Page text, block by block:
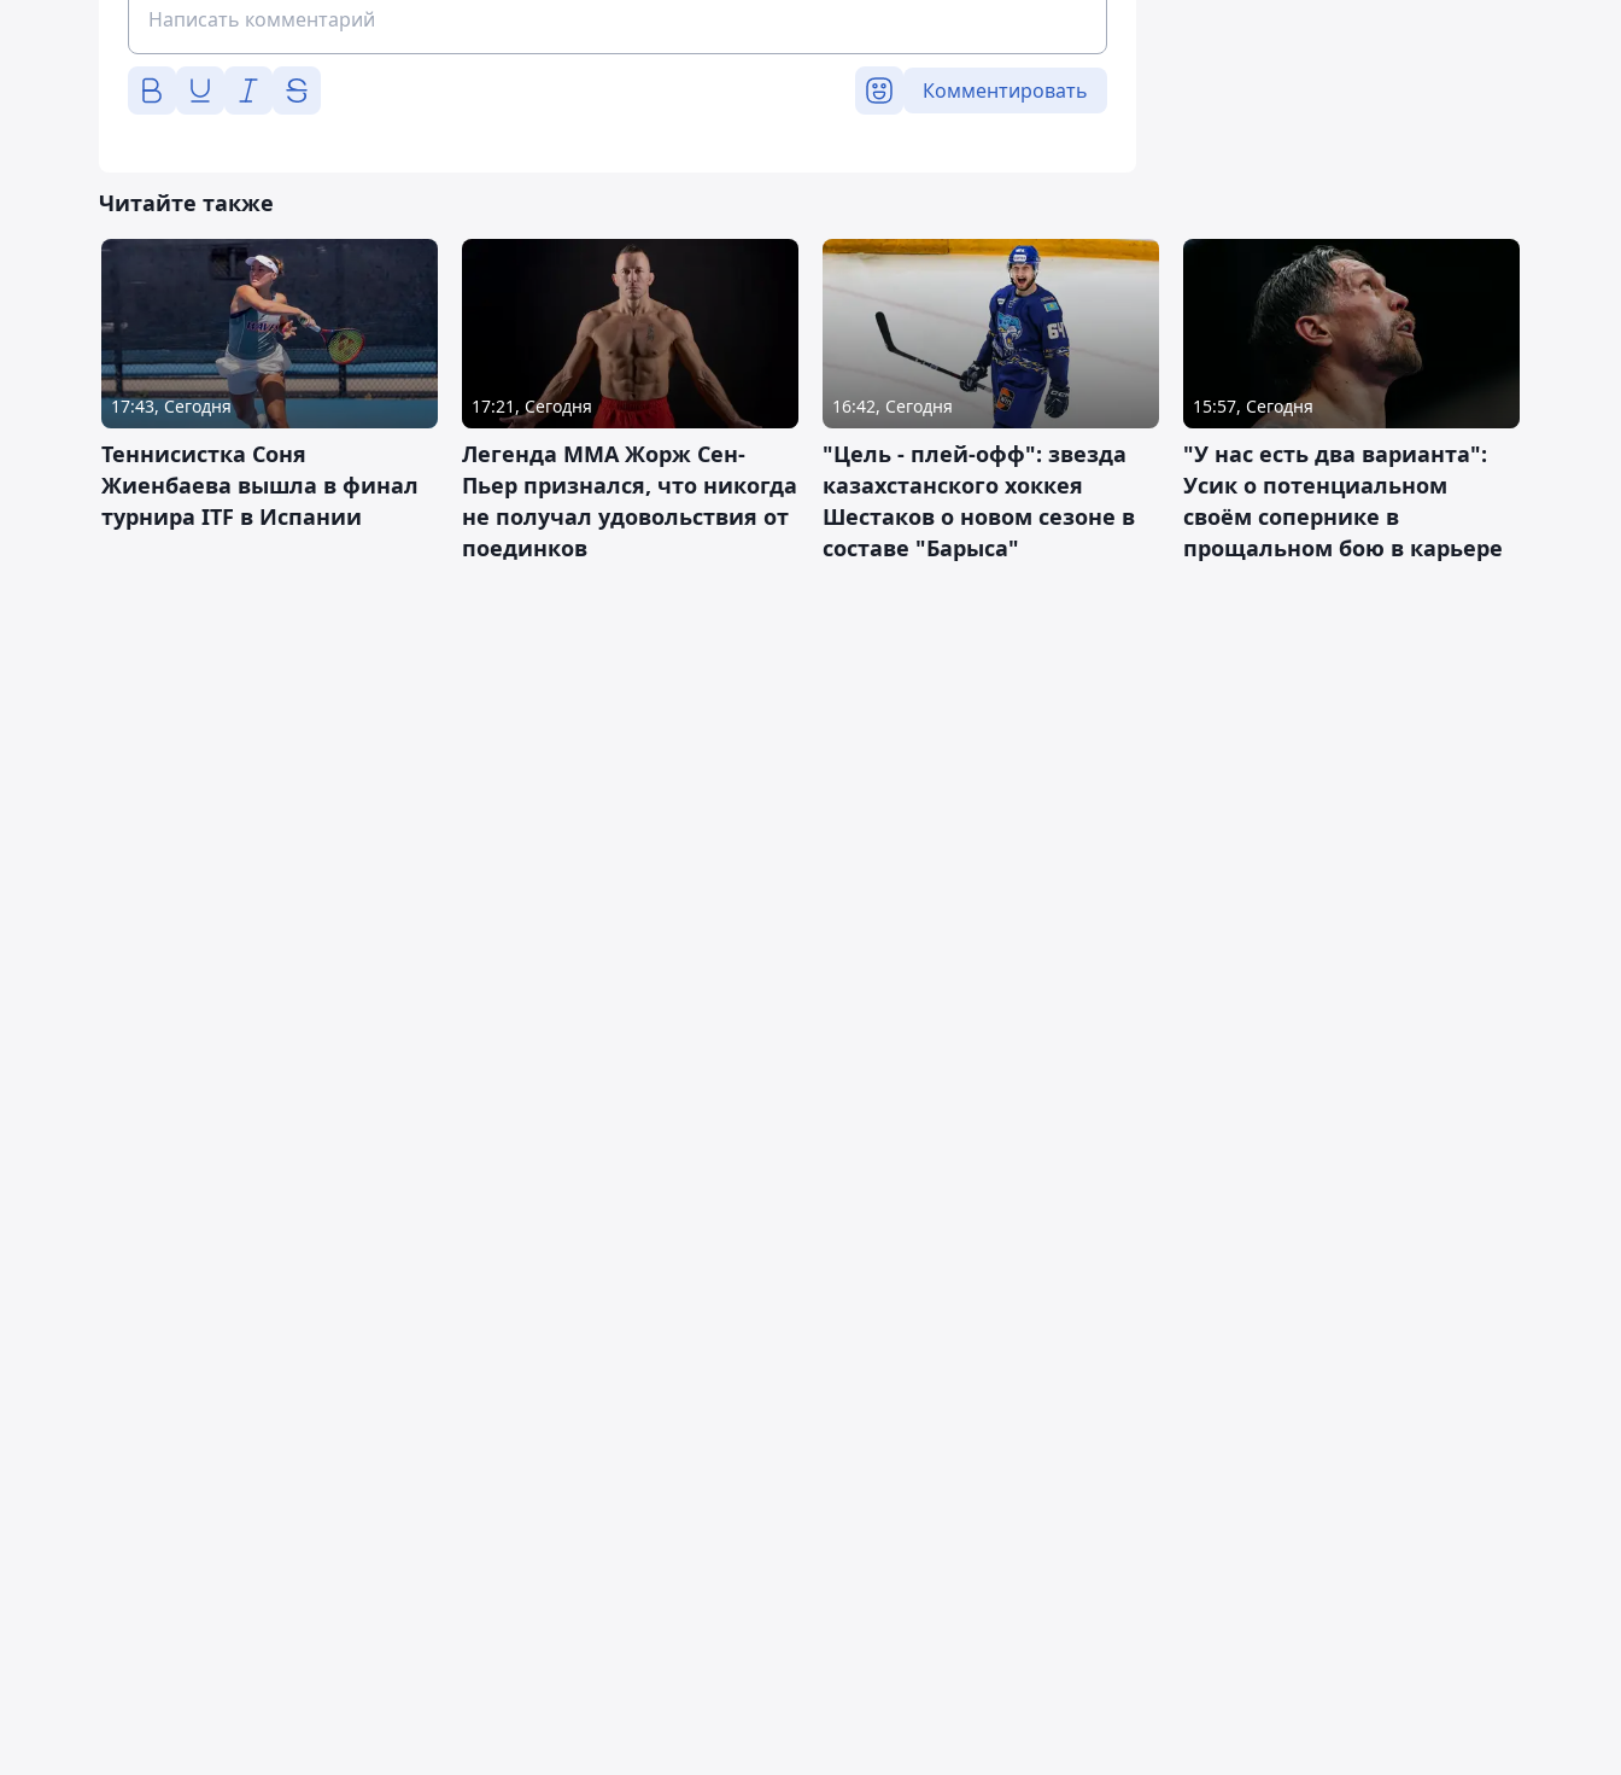
Комментировать
Читайте также
17:43, Сегодня
Теннисистка Соня
Жиенбаева вышла в финал
турнира ITF в Испании
17:21, Сегодня
Легенда ММА Жорж Сен-
Пьер признался, что никогда
не получал удовольствия от
поединков
16:42, Сегодня
"Цель - плей-офф": звезда
казахстанского хоккея
Шестаков о новом сезоне в
составе "Барыса"
15:57, Сегодня
"У нас есть два варианта":
Усик о потенциальном
своём сопернике в
прощальном бою в карьере